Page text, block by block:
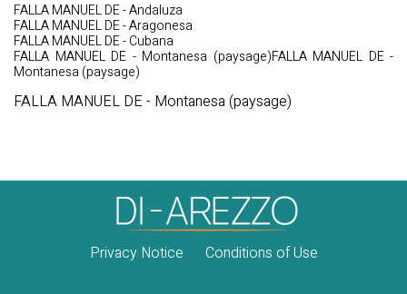
FALLA MANUEL DE - Andaluza
FALLA MANUEL DE - Aragonesa
FALLA MANUEL DE - Cubana
FALLA MANUEL DE - Montanesa (paysage)FALLA MANUEL DE -
Montanesa (paysage)
FALLA MANUEL DE - Montanesa (paysage)
Privacy Notice Conditions of Use